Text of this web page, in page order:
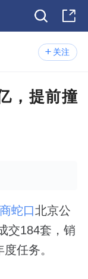
关注
，提前撞
蛇口北京公
交184套，销
任务。